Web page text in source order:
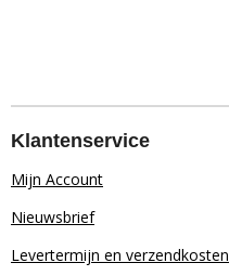
Klantenservice
Mijn Account
Nieuwsbrief
Levertermijn en verzendkosten